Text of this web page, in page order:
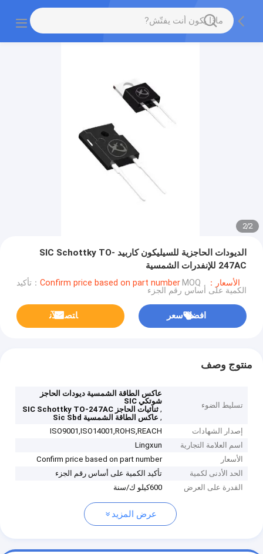
2
/
2
الديودات الحاجزية للسيليكون كاربيد SIC Schottky TO-
247AC للإنفدرات الشمسية
الأسعار：Confirm price based on part number MOQ：تأكيد
الكمية على أساس رقم الجزء
افضل سعر ﺎﺘﺼﻟ ﺍﻶﻧ
منتوج وصف
تسليط الضوء
عاكس الطاقة الشمسية ديودات الحاجز
شوتكي SIC
,ثنائيات الحاجز SIC Schottky TO-247AC
, عاكس الطاقة الشمسية Sic Sbd
إصدار الشهادات
ISO9001,ISO14001,ROHS,REACH
اسم العلامة التجارية
Lingxun
الأسعار
Confirm price based on part number
الحد الأدنى لكمية
تأكيد الكمية على أساس رقم الجزء
القدرة على العرض
600كيلو ك/سنة
عرض المزيد